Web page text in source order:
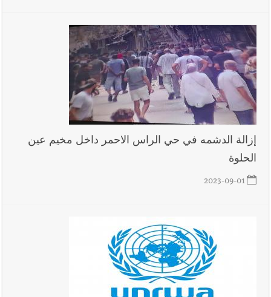
إزالة الدشمه في حي الراس الاحمر داخل مخيم عين
الحلوة
2023-09-01